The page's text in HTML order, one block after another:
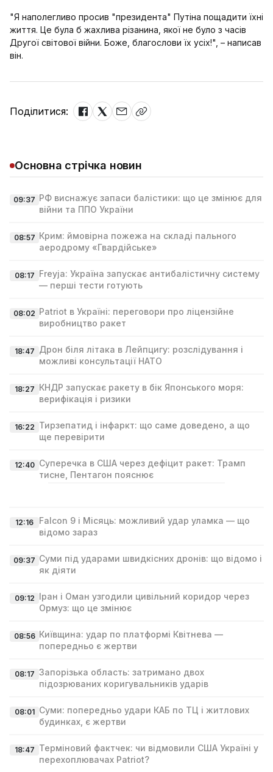
"Я наполегливо просив "президента" Путіна пощадити їхні
життя. Це була б жахлива різанина, якої не було з часів
Другої світової війни. Боже, благослови їх усіх!", – написав
він.
Поділитися:
Основна стрічка новин
09:37 РФ виснажує запаси балістики: що це змінює для
війни та ППО України
08:57 Крим: ймовірна пожежа на складі пального
аеродрому «Гвардійське»
08:17 Freyja: Україна запускає антибалістичну систему
— перші тести готують
08:02 Patriot в Україні: переговори про ліцензійне
виробництво ракет
18:47 Дрон біля літака в Лейпцигу: розслідування і
можливі консультації НАТО
18:27 КНДР запускає ракету в бік Японського моря:
верифікація і ризики
16:22 Тирзепатид і інфаркт: що саме доведено, а що
ще перевірити
12:40 Суперечка в США через дефіцит ракет: Трамп
тисне, Пентагон пояснює
12:16
Falcon 9 і Місяць: можливий удар уламка — що
відомо зараз
09:37 Суми під ударами швидкісних дронів: що відомо і
як діяти
09:12 Іран і Оман узгодили цивільний коридор через
Ормуз: що це змінює
08:56 Київщина: удар по платформі Квітнева —
попередньо є жертви
08:17 Запорізька область: затримано двох
підозрюваних коригувальників ударів
08:01 Суми: попередньо удари КАБ по ТЦ і житлових
будинках, є жертви
18:47 Терміновий фактчек: чи відмовили США Україні у
перехоплювачах Patriot?